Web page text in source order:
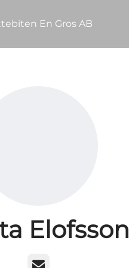
En Gros AB
Elofsson
E-post